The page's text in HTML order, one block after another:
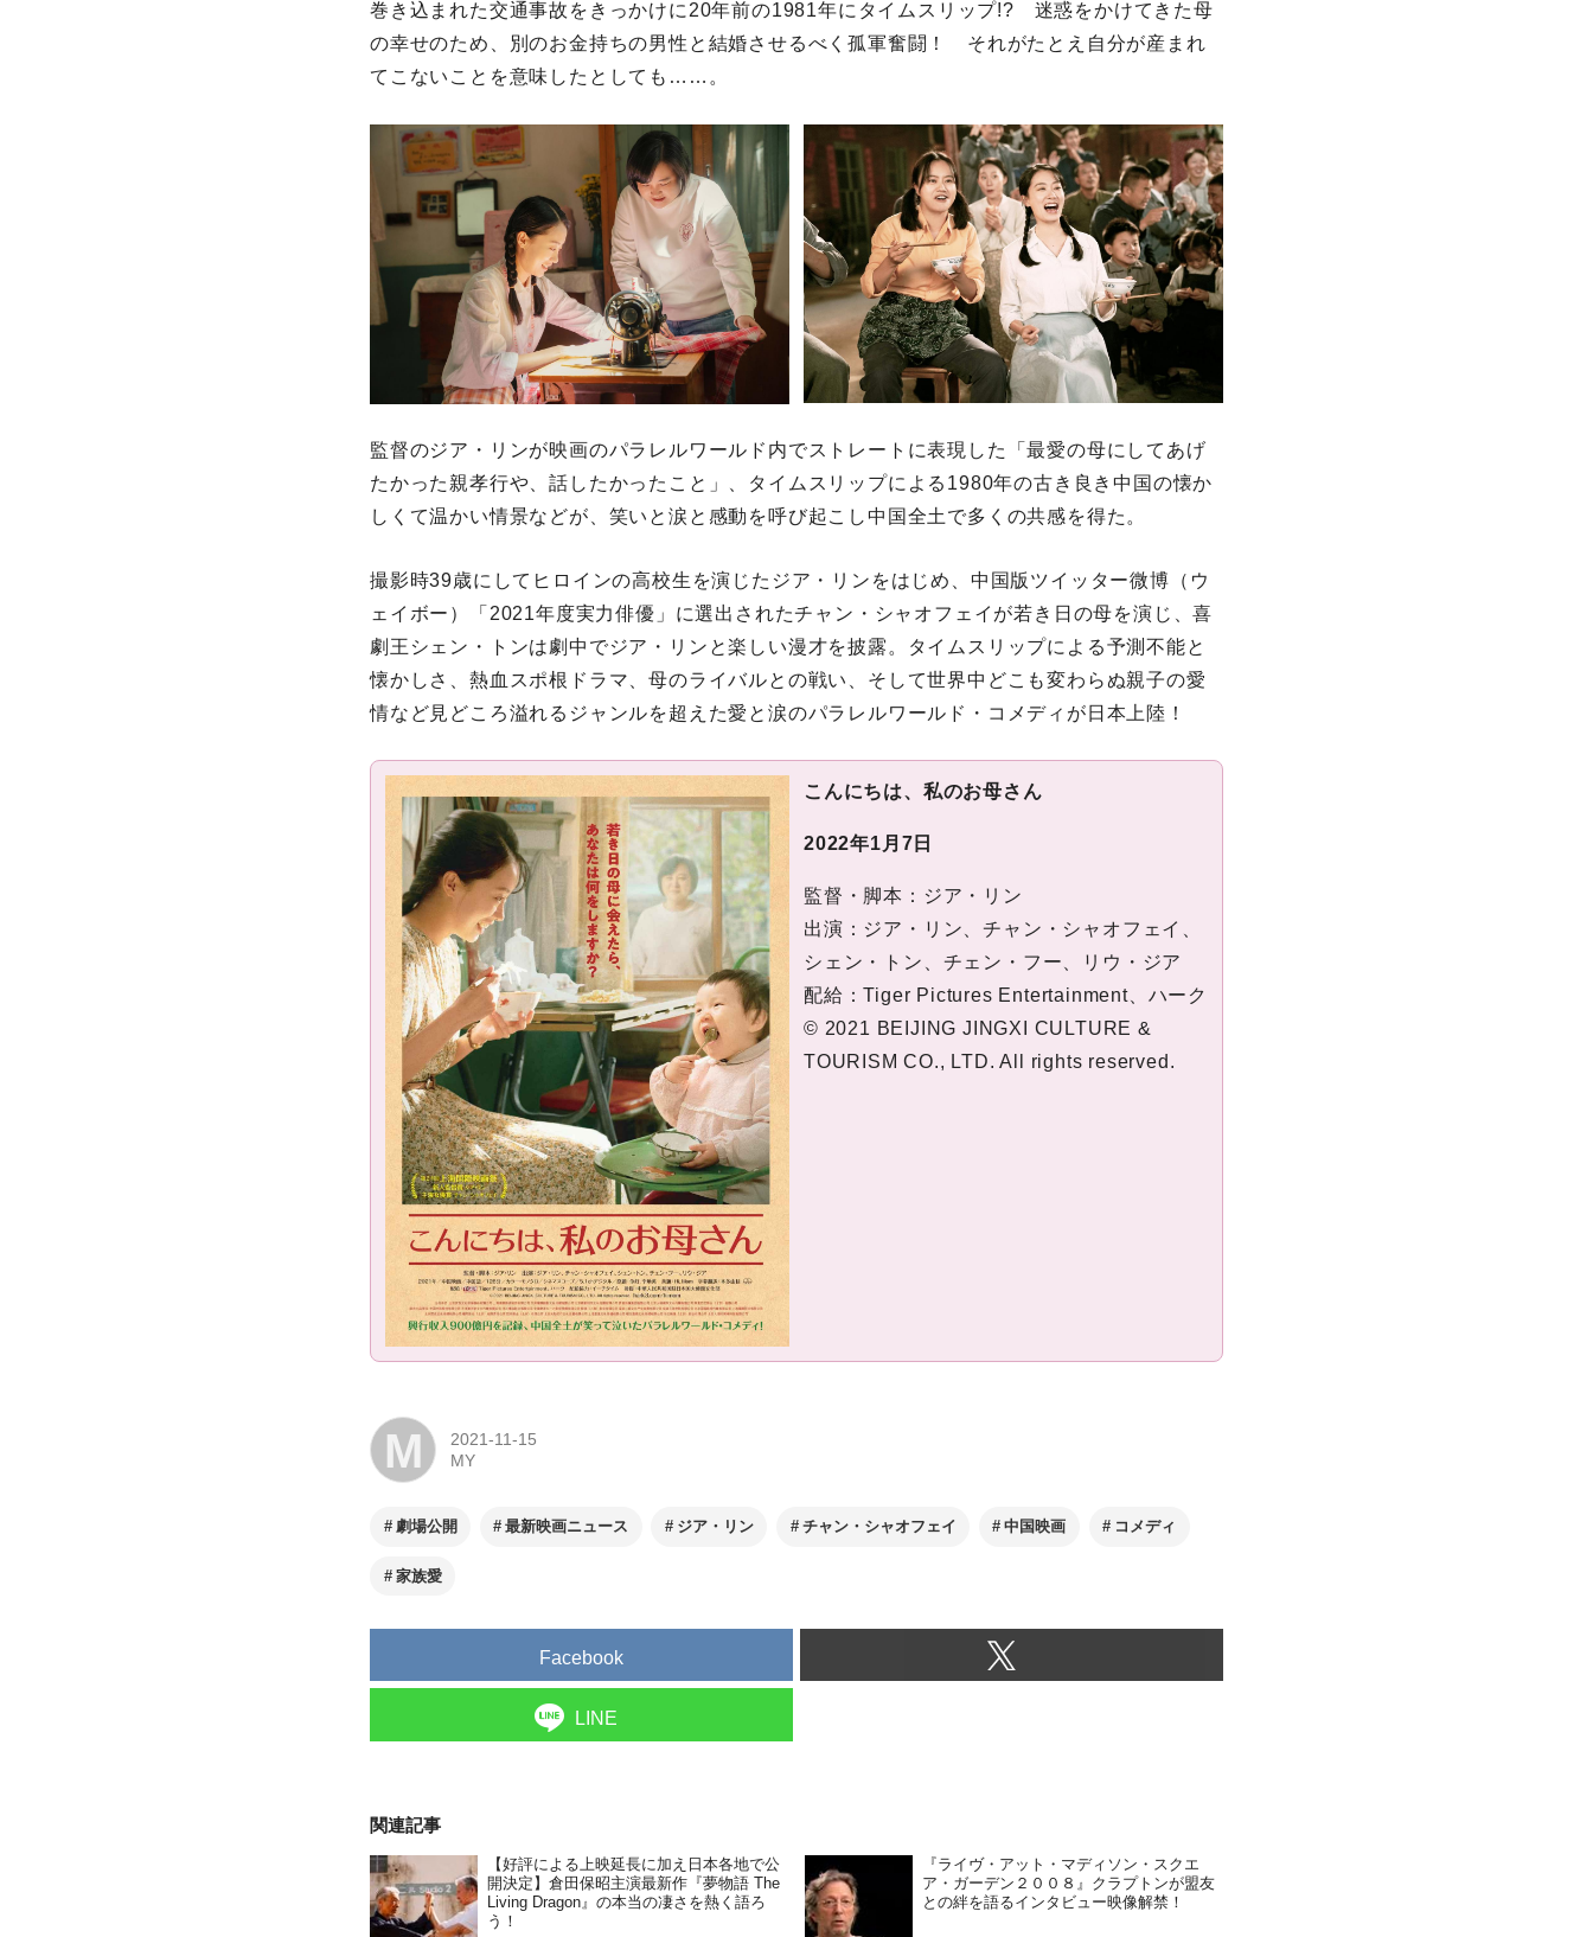
巻き込まれた交通事故をきっかけに20年前の1981年にタイムスリップ!? 迷惑をかけてきた母
の幸せのため、別のお金持ちの男性と結婚させるべく孤軍奮闘！ それがたとえ自分が産まれ
てこないことを意味したとしても……。
監督のジア・リンが映画のパラレルワールド内でストレートに表現した「最愛の母にしてあげ
たかった親孝行や、話したかったこと」、タイムスリップによる1980年の古き良き中国の懐か
しくて温かい情景などが、笑いと涙と感動を呼び起こし中国全土で多くの共感を得た。
撮影時39歳にしてヒロインの高校生を演じたジア・リンをはじめ、中国版ツイッター微博（ウ
ェイボー）「2021年度実力俳優」に選出されたチャン・シャオフェイが若き日の母を演じ、喜
劇王シェン・トンは劇中でジア・リンと楽しい漫才を披露。タイムスリップによる予測不能と
懐かしさ、熱血スポ根ドラマ、母のライバルとの戦い、そして世界中どこも変わらぬ親子の愛
情など見どころ溢れるジャンルを超えた愛と涙のパラレルワールド・コメディが日本上陸！
こんにちは、私のお母さん
2022年1月7日
監督・脚本：ジア・リン
出演：ジア・リン、チャン・シャオフェイ、
シェン・トン、チェン・フー、リウ・ジア
配給：Tiger Pictures Entertainment、ハーク
© 2021 BEIJING JINGXI CULTURE &
TOURISM CO., LTD. All rights reserved.
M
2021-11-15
MY
劇場公開 最新映画ニュース ジア・リン チャン・シャオフェイ 中国映画 コメディ
家族愛
Facebook
LINE
関連記事
【好評による上映延長に加え日本各地で公
開決定】倉田保昭主演最新作『夢物語 The
Living Dragon』の本当の凄さを熱く語ろ
う！
『ライヴ・アット・マディソン・スクエ
ア・ガーデン２００８』クラプトンが盟友
との絆を語るインタビュー映像解禁！